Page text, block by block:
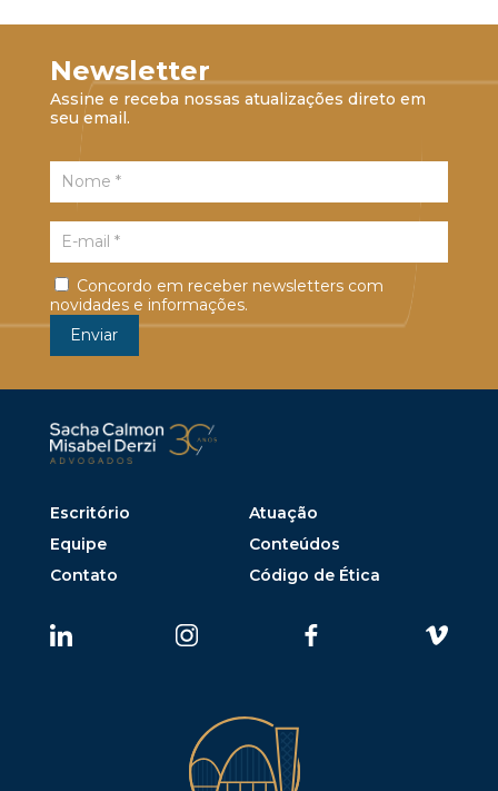
Newsletter
Assine e receba nossas atualizações direto em
seu email.
Concordo em receber newsletters com
novidades e informações.
Escritório
Atuação
Equipe
Conteúdos
Contato
Código de Ética